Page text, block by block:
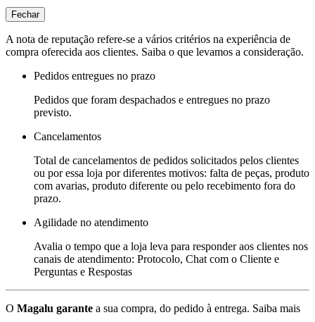
Fechar
A nota de reputação refere-se a vários critérios na experiência de
compra oferecida aos clientes. Saiba o que levamos a consideração.
Pedidos entregues no prazo
Pedidos que foram despachados e entregues no prazo
previsto.
Cancelamentos
Total de cancelamentos de pedidos solicitados pelos clientes
ou por essa loja por diferentes motivos: falta de peças, produto
com avarias, produto diferente ou pelo recebimento fora do
prazo.
Agilidade no atendimento
Avalia o tempo que a loja leva para responder aos clientes nos
canais de atendimento: Protocolo, Chat com o Cliente e
Perguntas e Respostas
O Magalu garante a sua compra, do pedido à entrega. Saiba mais